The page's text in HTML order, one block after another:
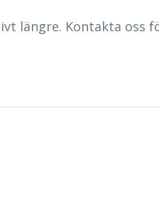
längre. Kontakta oss